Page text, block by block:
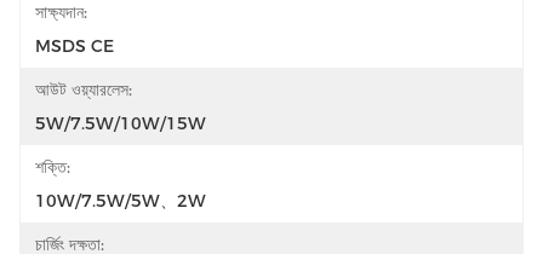
সাক্ষ্যদান:
MSDS CE
আউট ওয়্যারলেস:
5W/7.5W/10W/15W
শক্তি:
10W/7.5W/5W、2W
চার্জিং দক্ষতা: